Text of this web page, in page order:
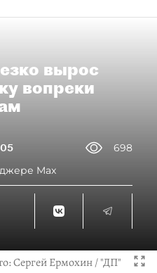
вырос
вопреки
698
Max
Сергей Ермохин / "ДП"